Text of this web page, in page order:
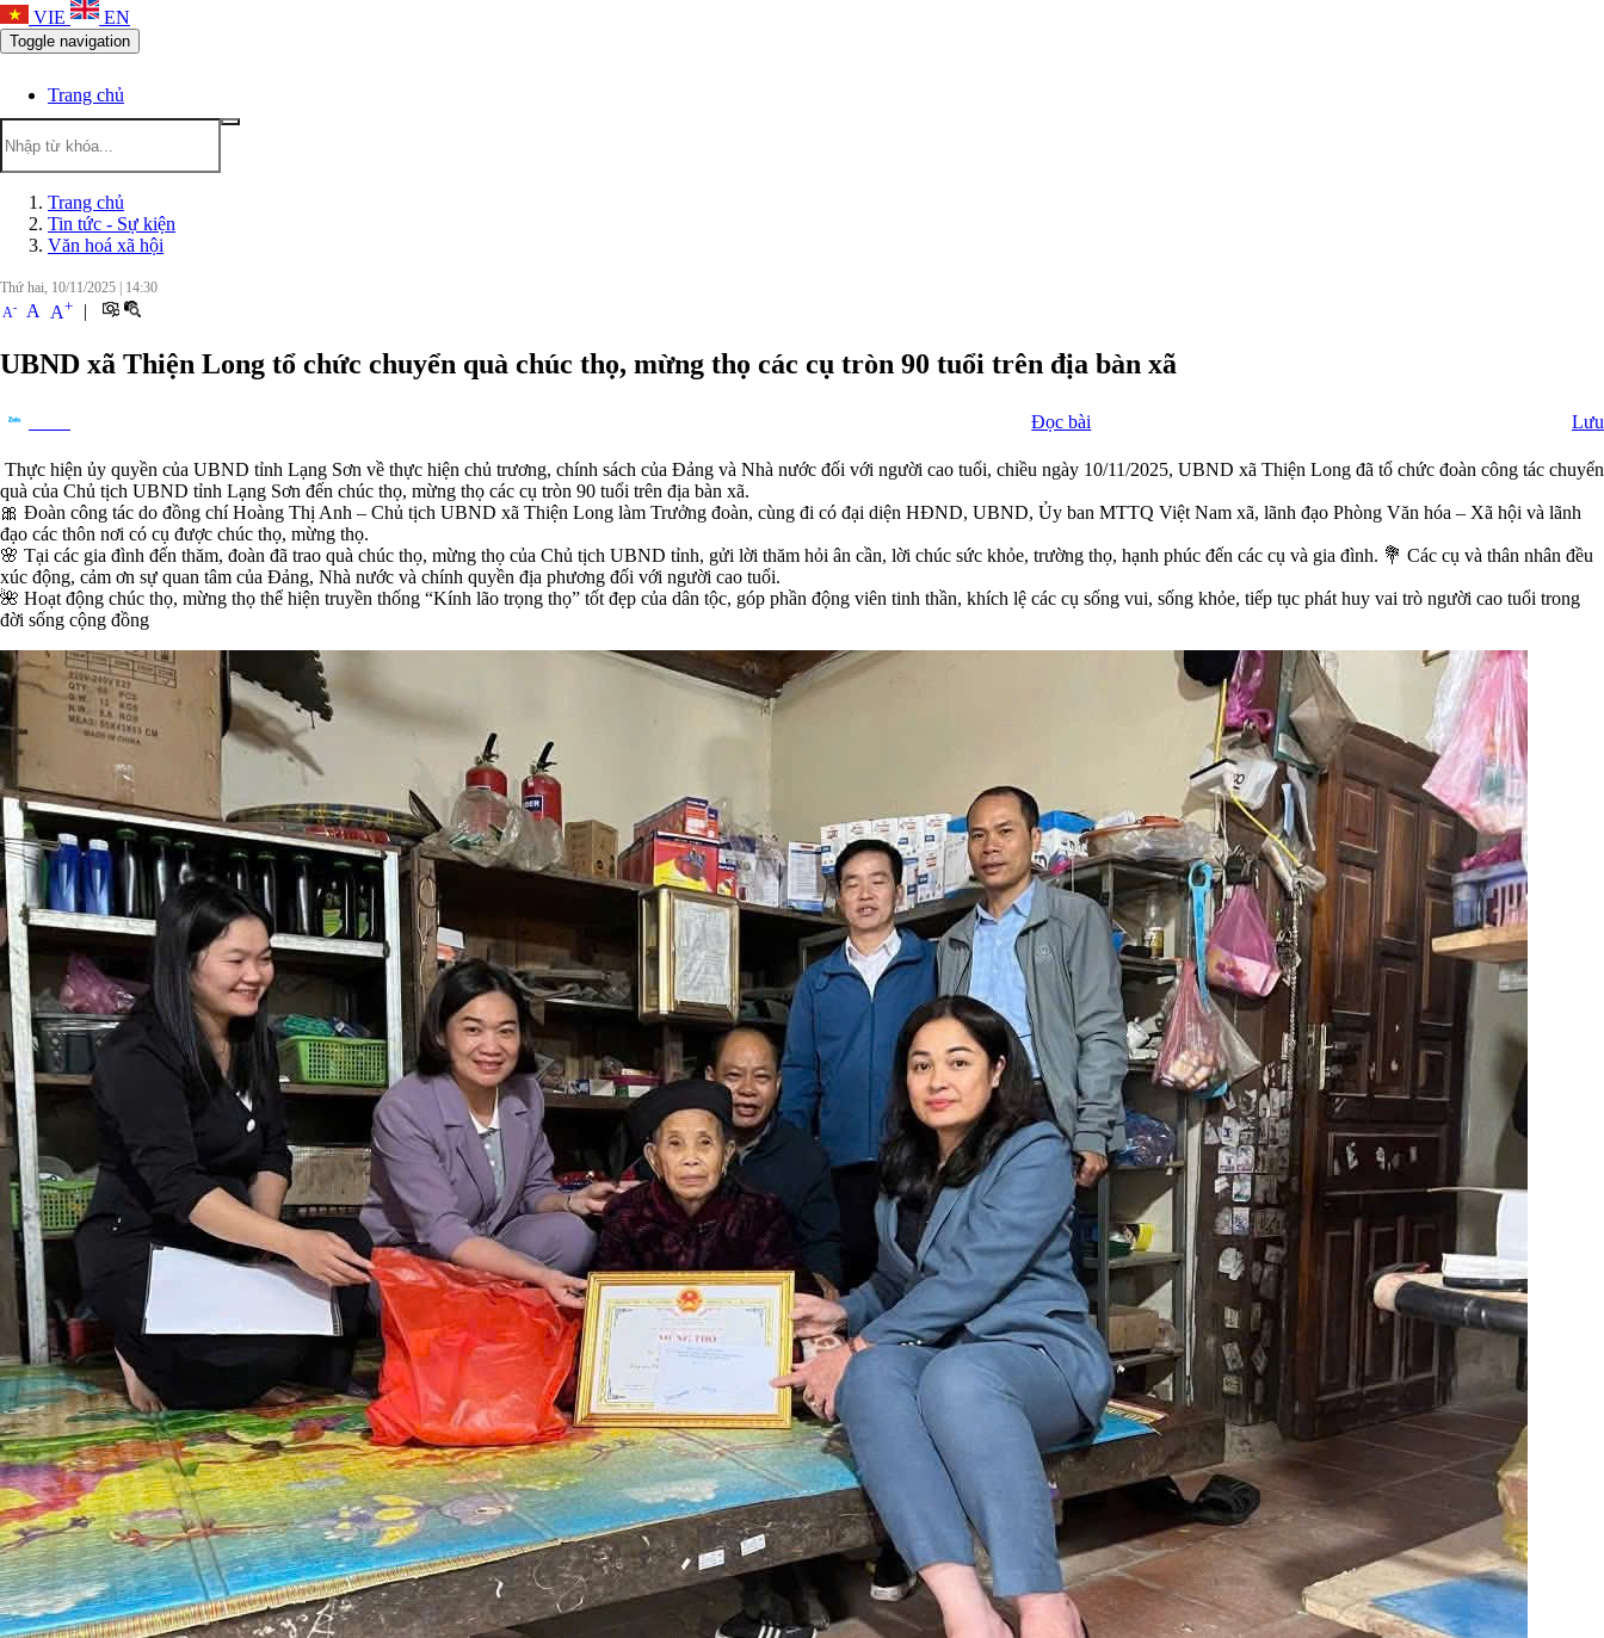
VIE EN
Toggle navigation
Trang chủ
Trang chủ
Tin tức - Sự kiện
Văn hoá xã hội
Thứ hai, 10/11/2025
14:30
A- A A+ |
UBND xã Thiện Long tổ chức chuyển quà chúc thọ, mừng thọ các cụ tròn 90 tuổi trên địa bàn xã
Đọc bài Lưu
Thực hiện ủy quyền của UBND tỉnh Lạng Sơn về thực hiện chủ trương, chính sách của Đảng và Nhà nước đối với người cao tuổi, chiều ngày 10/11/2025, UBND xã Thiện Long đã tổ chức đoàn công tác chuyển
quà của Chủ tịch UBND tỉnh Lạng Sơn đến chúc thọ, mừng thọ các cụ tròn 90 tuổi trên địa bàn xã.
🎀 Đoàn công tác do đồng chí Hoàng Thị Anh – Chủ tịch UBND xã Thiện Long làm Trưởng đoàn, cùng đi có đại diện HĐND, UBND, Ủy ban MTTQ Việt Nam xã, lãnh đạo Phòng Văn hóa – Xã hội và lãnh
đạo các thôn nơi có cụ được chúc thọ, mừng thọ.
🌸 Tại các gia đình đến thăm, đoàn đã trao quà chúc thọ, mừng thọ của Chủ tịch UBND tỉnh, gửi lời thăm hỏi ân cần, lời chúc sức khỏe, trường thọ, hạnh phúc đến các cụ và gia đình. 💐 Các cụ và thân nhân đều
xúc động, cảm ơn sự quan tâm của Đảng, Nhà nước và chính quyền địa phương đối với người cao tuổi.
🌺 Hoạt động chúc thọ, mừng thọ thể hiện truyền thống “Kính lão trọng thọ” tốt đẹp của dân tộc, góp phần động viên tinh thần, khích lệ các cụ sống vui, sống khỏe, tiếp tục phát huy vai trò người cao tuổi trong
đời sống cộng đồng